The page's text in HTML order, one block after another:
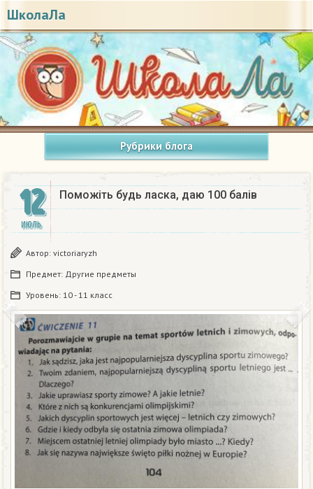
ШколаЛа
Рубрики блога
12
ИЮЛЬ
Поможіть будь ласка, даю 100 балів
Автор: victoriaryzh
Предмет: Другие предметы
Уровень: 10 - 11 класс